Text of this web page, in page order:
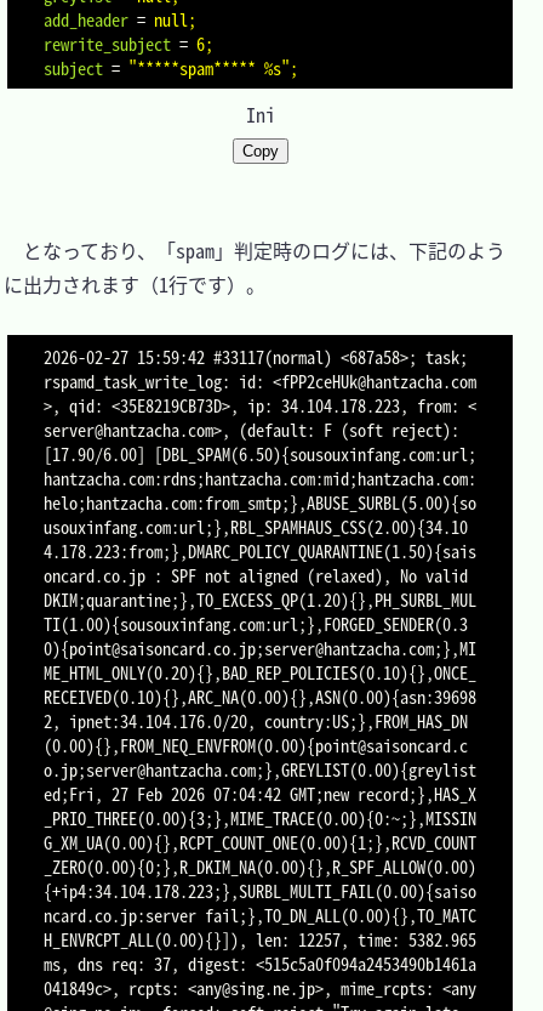
add_header = null;
rewrite_subject = 6;
subject = "*****spam***** %s";
Ini
Copy
となっており、「spam」判定時のログには、下記のよう
に出力されます（1行です）。
2026-02-27 15:59:42 #33117(normal) <687a58>; task;
rspamd_task_write_log: id: <fPP2ceHUk@hantzacha.com
>, qid: <35E8219CB73D>, ip: 34.104.178.223, from: <
server@hantzacha.com>, (default: F (soft reject):
[17.90/6.00] [DBL_SPAM(6.50){sousouxinfang.com:url;
hantzacha.com:rdns;hantzacha.com:mid;hantzacha.com:
helo;hantzacha.com:from_smtp;},ABUSE_SURBL(5.00){so
usouxinfang.com:url;},RBL_SPAMHAUS_CSS(2.00){34.10
4.178.223:from;},DMARC_POLICY_QUARANTINE(1.50){sais
oncard.co.jp : SPF not aligned (relaxed), No valid
DKIM;quarantine;},TO_EXCESS_QP(1.20){},PH_SURBL_MUL
TI(1.00){sousouxinfang.com:url;},FORGED_SENDER(0.3
0){point@saisoncard.co.jp;server@hantzacha.com;},MI
ME_HTML_ONLY(0.20){},BAD_REP_POLICIES(0.10){},ONCE_
RECEIVED(0.10){},ARC_NA(0.00){},ASN(0.00){asn:39698
2, ipnet:34.104.176.0/20, country:US;},FROM_HAS_DN
(0.00){},FROM_NEQ_ENVFROM(0.00){point@saisoncard.c
o.jp;server@hantzacha.com;},GREYLIST(0.00){greylist
ed;Fri, 27 Feb 2026 07:04:42 GMT;new record;},HAS_X
_PRIO_THREE(0.00){3;},MIME_TRACE(0.00){0:~;},MISSIN
G_XM_UA(0.00){},RCPT_COUNT_ONE(0.00){1;},RCVD_COUNT
_ZERO(0.00){0;},R_DKIM_NA(0.00){},R_SPF_ALLOW(0.00)
{+ip4:34.104.178.223;},SURBL_MULTI_FAIL(0.00){saiso
ncard.co.jp:server fail;},TO_DN_ALL(0.00){},TO_MATC
H_ENVRCPT_ALL(0.00){}]), len: 12257, time: 5382.965
ms, dns req: 37, digest: <515c5a0f094a2453490b1461a
041849c>, rcpts: <any@sing.ne.jp>, mime_rcpts: <any